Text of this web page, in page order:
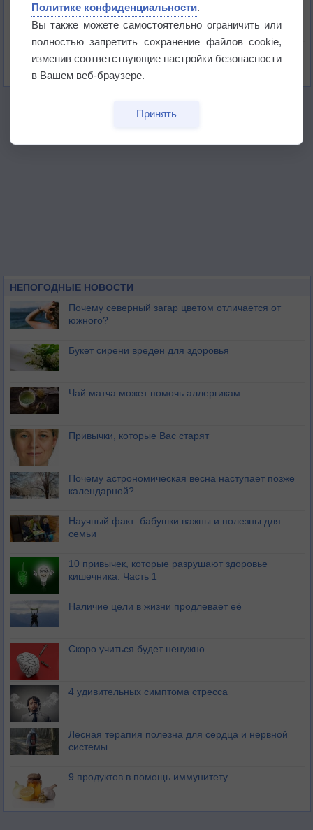
Изменение климата повлияло на ареал обитания
бабочек
НЕПОГОДНЫЕ НОВОСТИ
Почему северный загар цветом отличается от
южного?
Букет сирени вреден для здоровья
Чай матча может помочь аллергикам
Привычки, которые Вас старят
Почему астрономическая весна наступает позже
календарной?
Научный факт: бабушки важны и полезны для
семьи
10 привычек, которые разрушают здоровье
кишечника. Часть 1
Наличие цели в жизни продлевает её
Скоро учиться будет ненужно
4 удивительных симптома стресса
Лесная терапия полезна для сердца и нервной
системы
9 продуктов в помощь иммунитету
Политике конфиденциальности.
Вы также можете самостоятельно ограничить или
полностью запретить сохранение файлов cookie,
изменив соответствующие настройки безопасности
в Вашем веб-браузере.
Принять